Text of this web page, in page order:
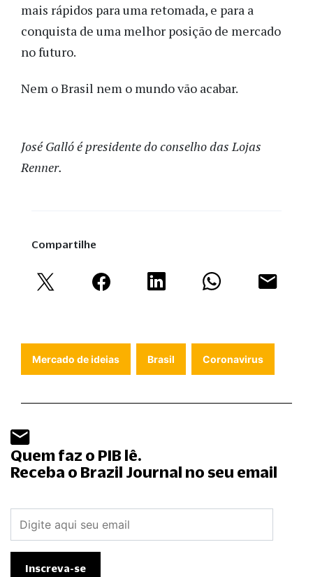
mais rápidos para uma retomada, e para a
conquista de uma melhor posição de mercado
no futuro.
Nem o Brasil nem o mundo vão acabar.
José Galló é presidente do conselho das Lojas
Renner.
Compartilhe
Mercado de ideias Brasil Coronavirus
Quem faz o PIB lê.
Receba o Brazil Journal no seu email